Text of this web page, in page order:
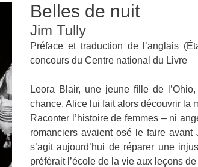
Belles de nuit
Jim Tully
Préface et traduction de l’anglais
concours du Centre national du Livre
Leora Blair, une jeune ﬁlle de
chance. Alice lui fait alors découvrir la
Raconter l’histoire de femmes – ni
romanciers avaient osé le faire avant
s’agit aujourd’hui de réparer une
préférait l’école de la vie aux leçons